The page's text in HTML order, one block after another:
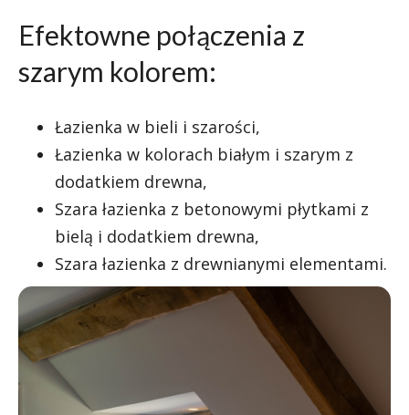
Efektowne połączenia z
szarym kolorem:
Łazienka w bieli i szarości,
Łazienka w kolorach białym i szarym z
dodatkiem drewna,
Szara łazienka z betonowymi płytkami z
bielą i dodatkiem drewna,
Szara łazienka z drewnianymi elementami.